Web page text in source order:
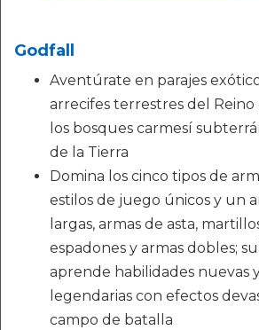
Godfall
Aventúrate en parajes
arrecifes terrestres del Reino
los bosques carmesí
de la Tierra
Domina los cinco tipos de
estilos de juego únicos y un
largas, armas de asta,
espadones y armas dobles;
aprende habilidades nuevas
legendarias con efectos
campo de batalla